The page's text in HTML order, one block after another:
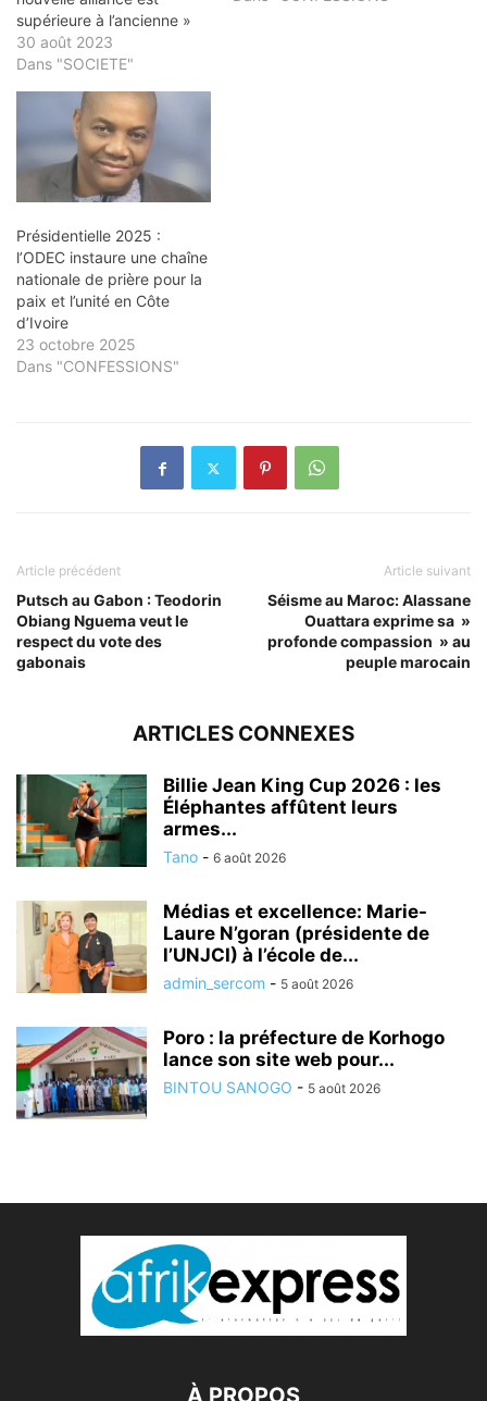
supérieure à l’ancienne »
30 août 2023
Dans "SOCIETE"
Présidentielle 2025 :
l’ODEC instaure une chaîne
nationale de prière pour la
paix et l’unité en Côte
d’Ivoire
23 octobre 2025
Dans "CONFESSIONS"
Article précédent
Putsch au Gabon : Teodorin
Obiang Nguema veut le
respect du vote des
gabonais
Article suivant
Séisme au Maroc: Alassane
Ouattara exprime sa »
profonde compassion » au
peuple marocain
ARTICLES CONNEXES
Billie Jean King Cup 2026 : les
Éléphantes affûtent leurs
armes...
Tano - 6 août 2026
Médias et excellence: Marie-
Laure N’goran (présidente de
l’UNJCI) à l’école de...
admin_sercom - 5 août 2026
Poro : la préfecture de Korhogo
lance son site web pour...
BINTOU SANOGO - 5 août 2026